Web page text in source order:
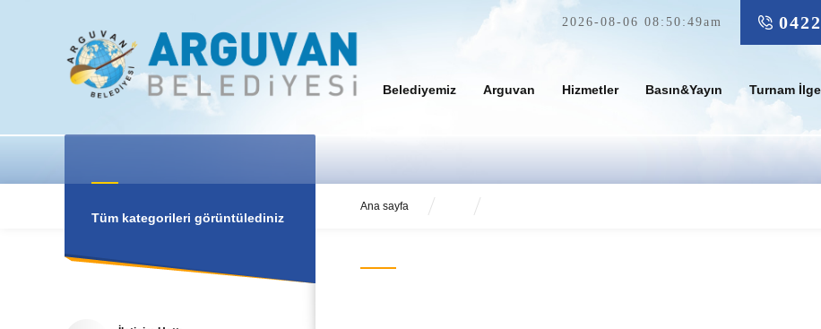
2026-08-06 08:50:49am
Belediyemiz Arguvan Hizmetler Basın&Yayın Turnam
Ana sayfa
Tüm kategorileri görüntülediniz